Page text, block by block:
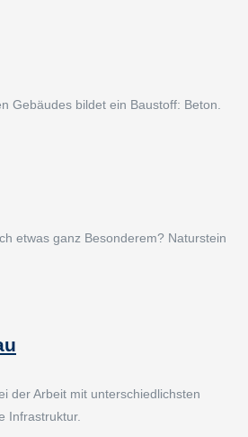
Gebäudes bildet ein Baustoff: Beton.
etwas ganz Besonderem? Naturstein
der Arbeit mit unterschiedlichsten
Infrastruktur.